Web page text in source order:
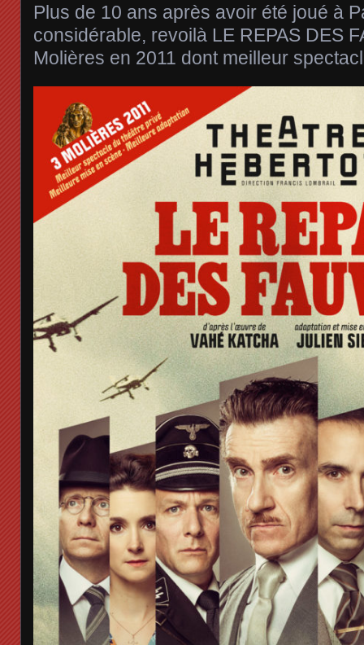
Plus de 10 ans après avoir été joué à
considérable, revoilà LE REPAS DES
Molières en 2011 dont meilleur